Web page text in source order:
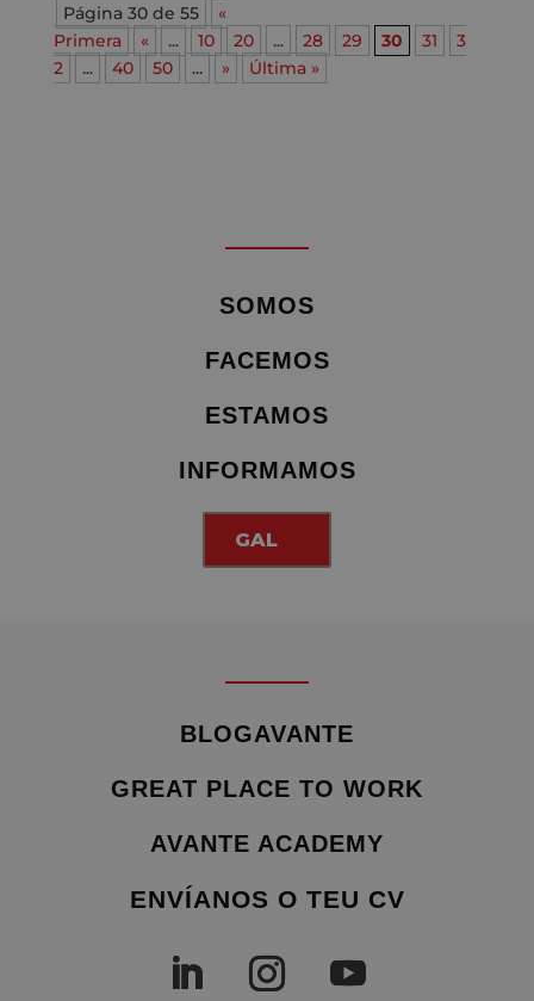
Página 30 de 55
«
Primera
« ... 10 20 ... 28 29 30 31
3
2
... 40 50 ... » Última »
SOMOS
FACEMOS
ESTAMOS
INFORMAMOS
GAL
BLOGAVANTE
GREAT PLACE TO WORK
AVANTE ACADEMY
ENVÍANOS O TEU CV